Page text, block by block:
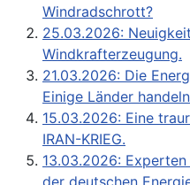
Windradschrott?
25.03.2026:
Windkrafterzeugung.
21.03.2026: Die
Einige Länder
15.03.2026: Eine
IRAN-KRIEG.
13.03.2026:
der deutschen